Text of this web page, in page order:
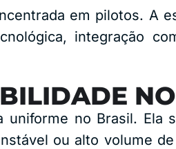
em pilotos. A
integração
uniforme no Brasil. Ela
ou alto volume